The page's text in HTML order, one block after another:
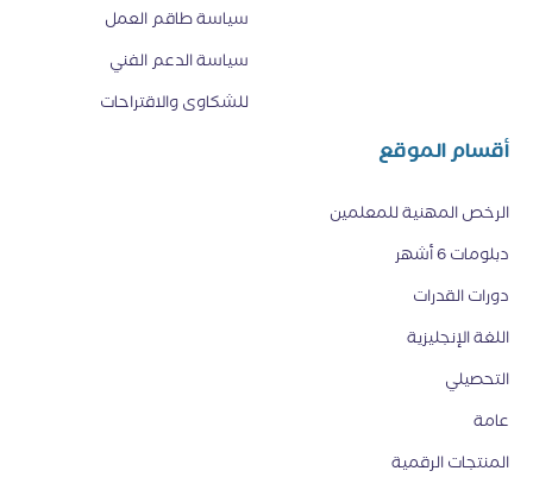
سياسة طاقم العمل
سياسة الدعم الفني
للشكاوى والاقتراحات
أقسام الموقع
الرخص المهنية للمعلمين
دبلومات 6 أشهر
دورات القدرات
اللغة الإنجليزية
التحصيلي
عامة
المنتجات الرقمية